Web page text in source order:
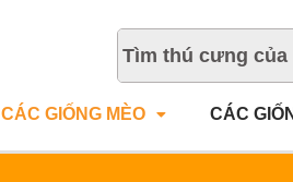
CÁC GIỐNG MÈO CÁC